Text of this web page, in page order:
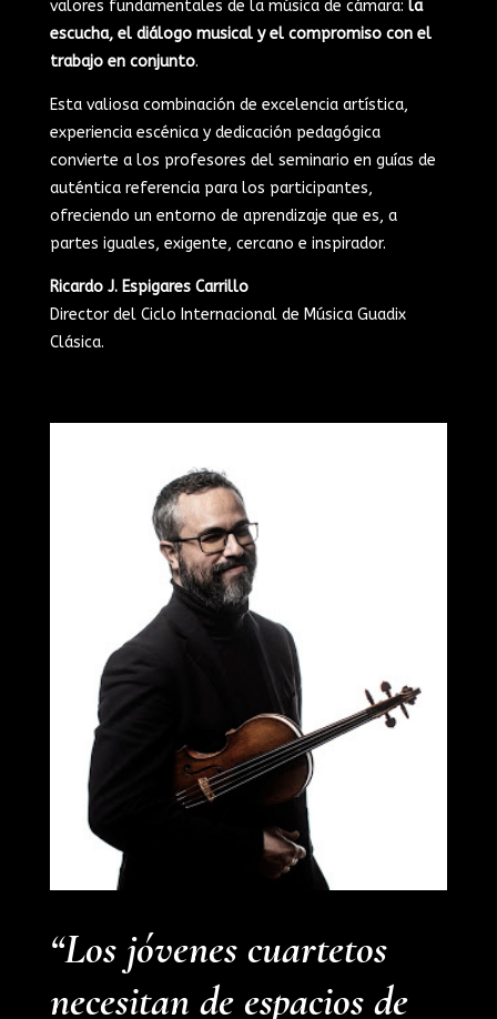
valores fundamentales de la música de cámara: la
escucha, el diálogo musical y el compromiso con el
trabajo en conjunto.
Esta valiosa combinación de excelencia artística,
experiencia escénica y dedicación pedagógica
convierte a los profesores del seminario en guías de
auténtica referencia para los participantes,
ofreciendo un entorno de aprendizaje que es, a
partes iguales, exigente, cercano e inspirador.
Ricardo J. Espigares Carrillo
Director del Ciclo Internacional de Música Guadix
Clásica.
“Los jóvenes cuartetos
necesitan de espacios de